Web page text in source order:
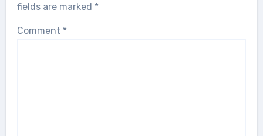
fields are marked *
Comment *